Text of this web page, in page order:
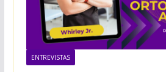
ENTREVISTAS